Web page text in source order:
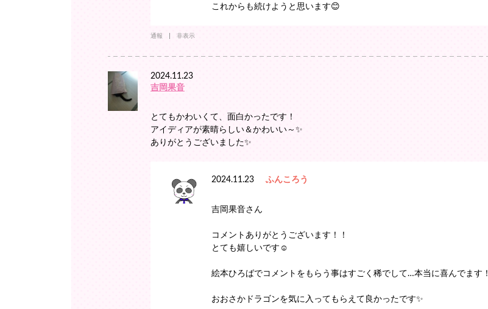
これからも続けようと思います😊
通報 非表示
2024.11.23
吉岡果音
とてもかわいくて、面白かったです！
アイディアが素晴らしい＆かわいい～✨
ありがとうございました✨
2024.11.23 ふんころう
吉岡果音さん
コメントありがとうございます！！
とても嬉しいです☺️
絵本ひろばでコメントをもらう事はすごく稀でして…本当に喜んでます！
おおさかドラゴンを気に入ってもらえて良かったです✨